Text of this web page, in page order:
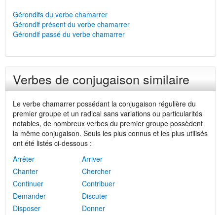
Gérondifs du verbe chamarrer
Gérondif présent du verbe chamarrer
Gérondif passé du verbe chamarrer
Verbes de conjugaison similaire
Le verbe chamarrer possédant la conjugaison régulière du
premier groupe et un radical sans variations ou particularités
notables, de nombreux verbes du premier groupe possèdent
la même conjugaison. Seuls les plus connus et les plus utilisés
ont été listés ci-dessous :
Arrêter
Arriver
Chanter
Chercher
Continuer
Contribuer
Demander
Discuter
Disposer
Donner